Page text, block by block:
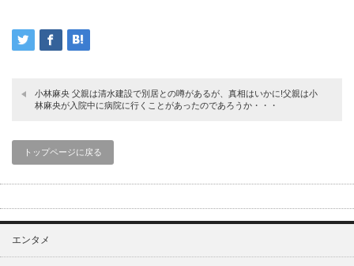
小林麻央 父親は清水建設で別居との噂があるが、真相はいかに!父親は小
林麻央が入院中に病院に行くことがあったのであろうか・・・
トップページに戻る
エンタメ